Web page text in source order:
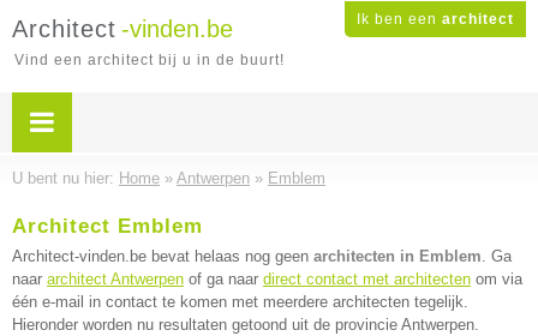
Ik ben een architect
Architect -vinden.be
Vind een architect bij u in de buurt!
U bent nu hier: Home » Antwerpen » Emblem
Architect Emblem
Architect-vinden.be bevat helaas nog geen architecten in Emblem. Ga
naar architect Antwerpen of ga naar direct contact met architecten om via
één e-mail in contact te komen met meerdere architecten tegelijk.
Hieronder worden nu resultaten getoond uit de provincie Antwerpen.